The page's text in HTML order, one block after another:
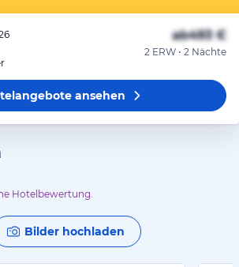
ab493 €
2 ERW • 2 Nächte
ansehen
Hotelbewertung.
Bilder hochladen